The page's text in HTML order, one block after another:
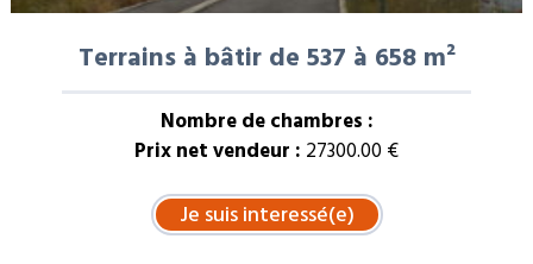
Terrains à bâtir de 537 à 658 m²
Nombre de chambres :
Prix net vendeur : 27300.00 €